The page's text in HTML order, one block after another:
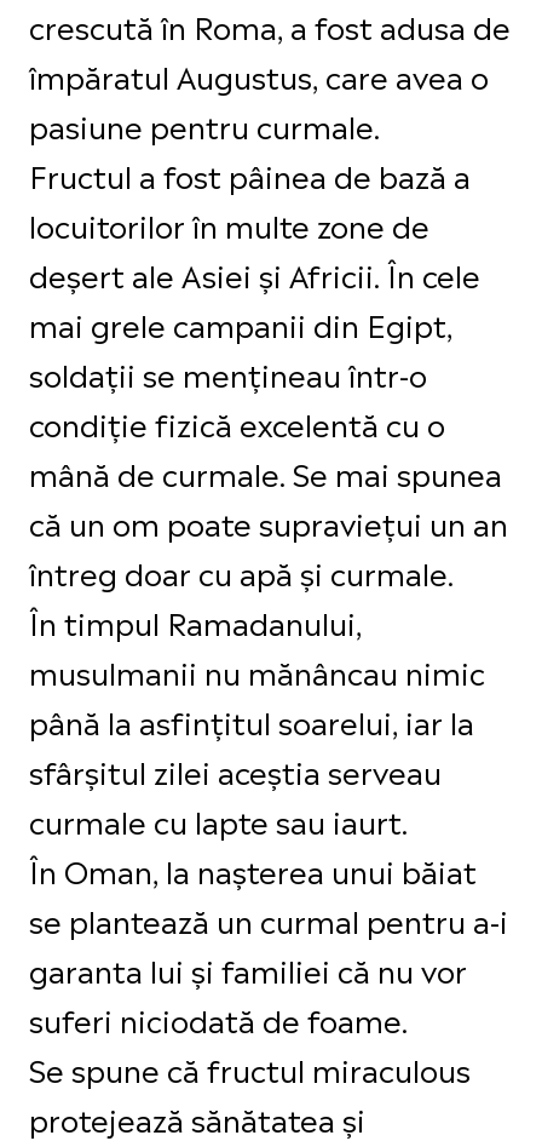
crescută în Roma, a fost adusa de
împăratul Augustus, care avea o
pasiune pentru curmale.
Fructul a fost pâinea de bază a
locuitorilor în multe zone de
deșert ale Asiei și Africii. În cele
mai grele campanii din Egipt,
soldații se mențineau într-o
condiție fizică excelentă cu o
mână de curmale. Se mai spunea
că un om poate supraviețui un an
întreg doar cu apă și curmale.
În timpul Ramadanului,
musulmanii nu mănâncau nimic
până la asfinţitul soarelui, iar la
sfârșitul zilei aceștia serveau
curmale cu lapte sau iaurt.
În Oman, la nașterea unui băiat
se plantează un curmal pentru a-i
garanta lui și familiei că nu vor
suferi niciodată de foame.
Se spune că fructul miraculous
protejează sănătatea și